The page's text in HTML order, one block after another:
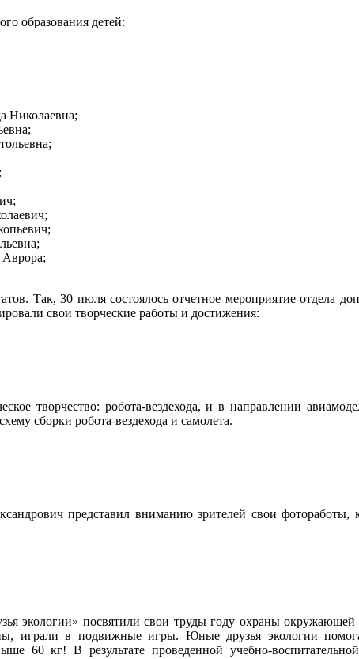
образования детей:
Николаевна;
Так, 30 июля состоялось отчетное мероприятие отдела
свои творческие работы и достижения:
творчество: робота-вездехода, и в направлении
сборки робота-вездехода и самолета.
представил вниманию зрителей свои
экологии» посвятили свои труды году охраны
играли в подвижные игры. Юные друзья экологии
60 кг! В результате проведенной учебно-